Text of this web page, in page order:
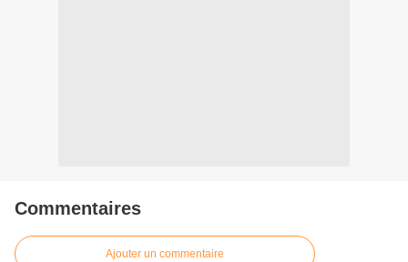
Commentaires
Ajouter un commentaire